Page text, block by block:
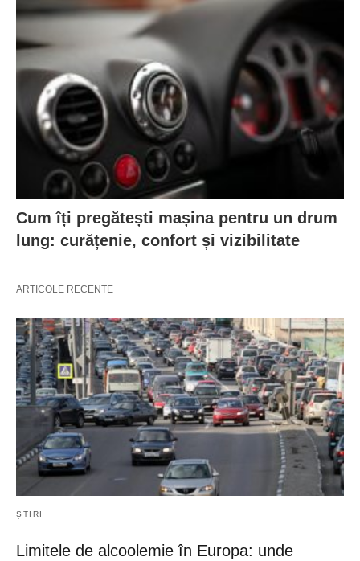
Cum îți pregătești mașina pentru un drum
lung: curățenie, confort și vizibilitate
ARTICOLE RECENTE
ȘTIRI
Limitele de alcoolemie în Europa: unde